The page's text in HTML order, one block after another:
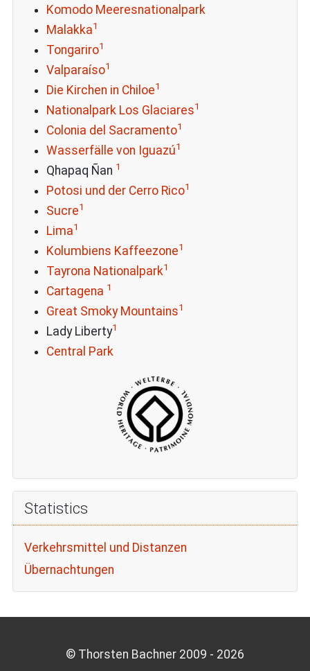
Komodo Meeresnationalpark
Malakka1
Tongariro1
Valparaíso1
Die Kirchen in Chiloe1
Nationalpark Los Glaciares1
Colonia del Sacramento1
Wasserfälle von Iguazú1
Qhapaq Ñan 1
Potosi und der Cerro Rico1
Sucre1
Lima1
Kolumbiens Kaffeezone1
Tayrona Nationalpark1
Cartagena 1
Great Smoky Mountains1
Lady Liberty1
Central Park
Statistics
Verkehrsmittel und Distanzen
Übernachtungen
© Thorsten Bachner 2009 - 2026